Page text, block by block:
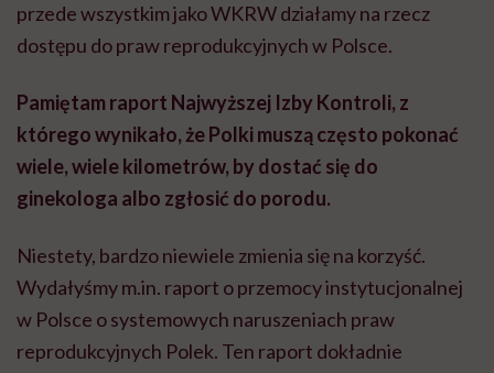
przede wszystkim jakoWKRWdziałamy na rzecz
dostępu do praw reprodukcyjnych w Polsce.
Pamiętam raport Najwyższej Izby Kontroli, z
którego wynikało, że Polki muszą często pokonać
wiele, wiele kilometrów, by dostać się do
ginekologa albo zgłosić do porodu.
Niestety, bardzo niewiele zmienia się na korzyść.
Wydałyśmy m.in. raport o przemocy instytucjonalnej
w Polsce o systemowych naruszeniach praw
reprodukcyjnych Polek. Ten raport dokładnie